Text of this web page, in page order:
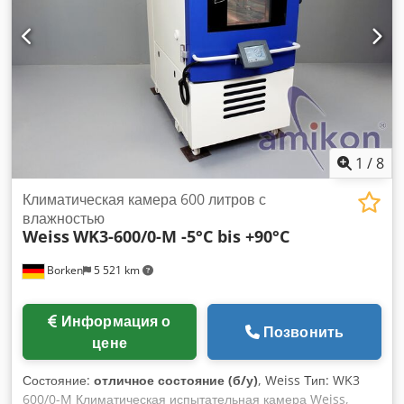
1 /8
Borken 5 521 km
Климатическая камера 600 литров с
влажностью
WeissWK3-600/0-M -5°C bis +90°C
цене
Позвонить
Состояние: отличное состояние (б/у), Weiss Тип: WK3
600/0-M Климатическая испытательная камера Weiss,